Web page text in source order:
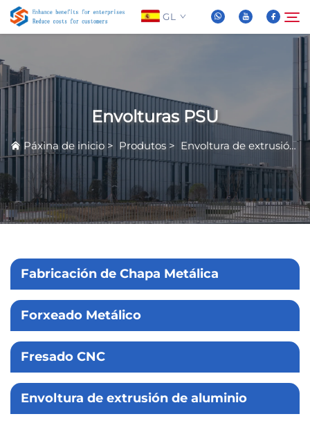
GL
Sobre Nós
Novas
Preguntas Frequentes
Contáctenos
Envolturas PSU
Páxina de inicio > Produtos > Envoltura de extrusión de aluminio
Fabricación de Chapa Metálica
Forxeado Metálico
Fresado CNC
Envoltura de extrusión de aluminio